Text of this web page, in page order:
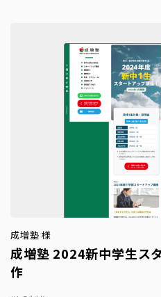
成増塾 様
成増塾 2024新中学生ス
作